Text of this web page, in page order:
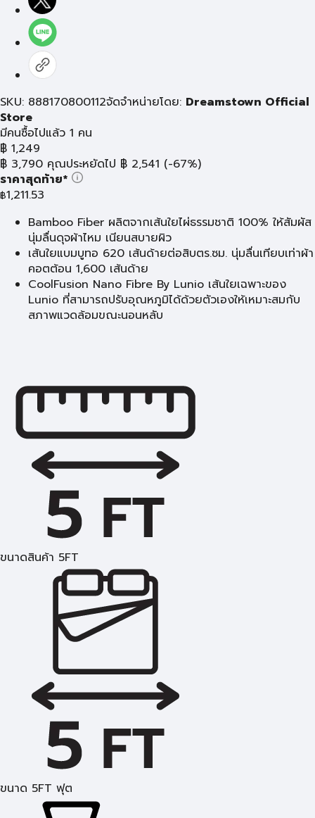
SKU: 888170800112จัดจำหน่ายโดย: Dreamstown Official
Store
มีคนซื้อไปแล้ว 1 คน
฿ 1,249
฿ 3,790 คุณประหยัดไป ฿ 2,541 (-67%)
ราคาสุดท้าย*
฿1,211.53
Bamboo Fiber ผลิตจากเส้นใยไผ่ธรรมชาติ 100% ให้สัมผัส
นุ่มลื่นดุจผ้าไหม เนียนสบายผิว
เส้นใยแบมบูทอ 620 เส้นด้ายต่อสิบตร.ซม. นุ่มลื่นเทียบเท่าผ้า
คอตต้อน 1,600 เส้นด้าย
CoolFusion Nano Fibre By Lunio เส้นใยเฉพาะของ
Lunio ที่สามารถปรับอุณหภูมิได้ด้วยตัวเองให้เหมาะสมกับ
สภาพแวดล้อมขณะนอนหลับ
ขนาดสินค้า 5FT
ขนาด 5FT ฟุต